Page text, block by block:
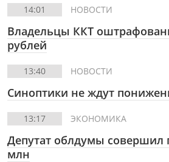
14:01 НОВОСТИ
Владельцы ККТ
рублей
13:40 НОВОСТИ
Синоптики не ждут
13:17 ЭКОНОМИКА
Депутат облдумы совершил
млн